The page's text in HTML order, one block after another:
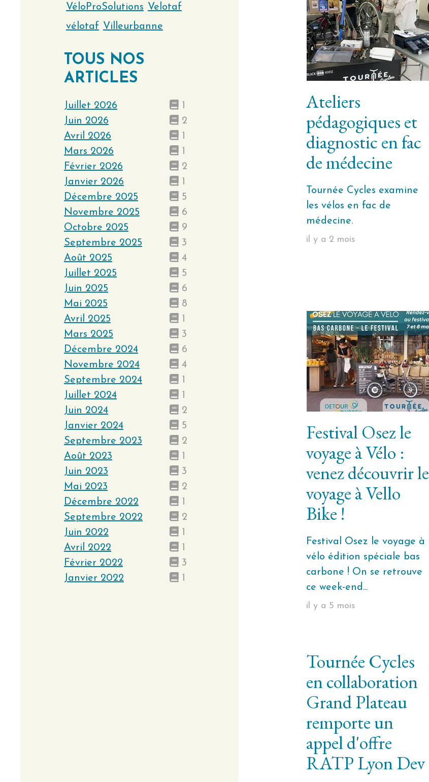
Ateliers
pédagogiques et
diagnostic en fac
de médecine
Tournée Cycles examine
les vélos en fac de
médecine.
il y a 2 mois
Festival Osez le
voyage à Vélo :
venez découvrir le
voyage à Vello
Bike !
Festival Osez le voyage à
vélo édition spéciale bas
carbone ! On se retrouve
ce week-end...
il y a 5 mois
Tournée Cycles
en collaboration
Grand Plateau
remporte un
appel d'offre
RATP Lyon Dev
VéloProSolutions Velotaf
vélotaf Villeurbanne
TOUS NOS
ARTICLES
Juillet 2026
1
Juin 2026
2
Avril 2026
1
Mars 2026
1
Février 2026
2
Janvier 2026
1
Décembre 2025
5
Novembre 2025
6
Octobre 2025
9
Septembre 2025
3
Août 2025
4
Juillet 2025
5
Juin 2025
6
Mai 2025
8
Avril 2025
1
Mars 2025
3
Décembre 2024
6
Novembre 2024
4
Septembre 2024
1
Juillet 2024
1
Juin 2024
2
Janvier 2024
5
Septembre 2023
2
Août 2023
1
Juin 2023
3
Mai 2023
2
Décembre 2022
1
Septembre 2022
2
Juin 2022
1
Avril 2022
1
Février 2022
3
Janvier 2022
1